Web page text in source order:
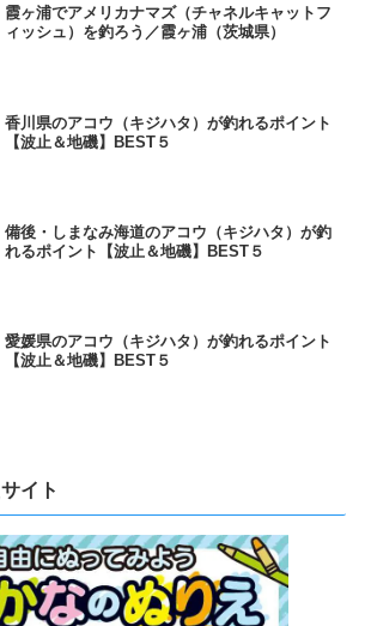
霞ヶ浦でアメリカナマズ（チャネルキャットフ
ィッシュ）を釣ろう／霞ヶ浦（茨城県）
香川県のアコウ（キジハタ）が釣れるポイント
【波止＆地磯】BEST５
備後・しまなみ海道のアコウ（キジハタ）が釣
れるポイント【波止＆地磯】BEST５
愛媛県のアコウ（キジハタ）が釣れるポイント
【波止＆地磯】BEST５
イト